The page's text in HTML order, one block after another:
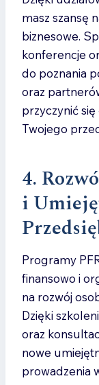
masz szansę
biznesowe.
konferencje
do poznania
oraz
przyczynić
Twojego
4.
i
Programy
finansowo i
na rozwój
Dzięki
oraz
nowe
prowadzenia